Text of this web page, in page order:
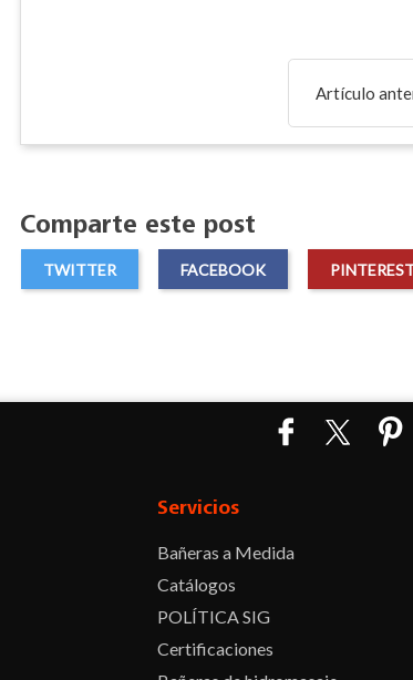
Artículo
Comparte este post
TWITTER FACEBOOK
FacebookTwitter
Servicios
Bañeras a Medida
Catálogos
POLÍTICA SIG
Certificaciones